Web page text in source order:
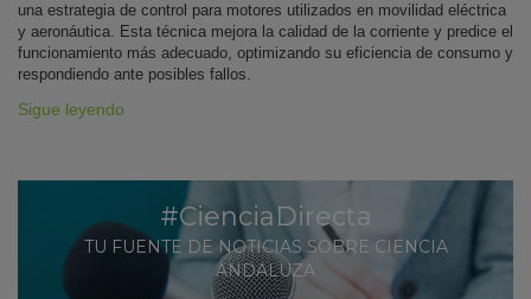
una estrategia de control para motores utilizados en movilidad eléctrica
y aeronáutica. Esta técnica mejora la calidad de la corriente y predice el
funcionamiento más adecuado, optimizando su eficiencia de consumo y
respondiendo ante posibles fallos.
Sigue leyendo
#CienciaDirecta
TU FUENTE DE NOTICIAS SOBRE CIENCIA
ANDALUZA